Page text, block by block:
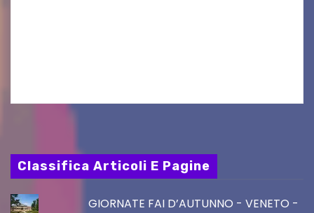
Classifica Articoli E Pagine
GIORNATE FAI D’AUTUNNO - VENETO -